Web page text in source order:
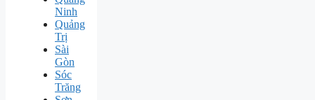
Ninh
Quảng
Trị
Sài
Gòn
Sóc
Trăng